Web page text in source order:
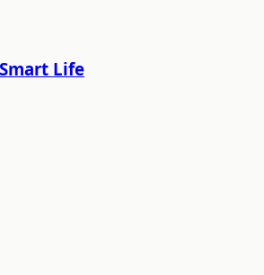
Life